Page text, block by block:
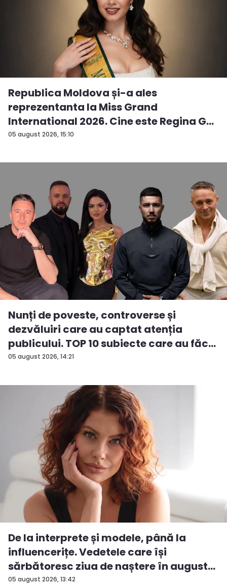
05 august 2026, 15:10
Republica Moldova și-a ales
reprezentanta la Miss Grand
International 2026. Cine este Regina G...
05 august 2026, 14:21
Nunți de poveste, controverse și
dezvăluiri care au captat atenția
publicului. TOP 10 subiecte care au făc...
05 august 2026, 13:42
De la interprete și modele, până la
influencerițe. Vedetele care își
sărbătoresc ziua de naștere în august...